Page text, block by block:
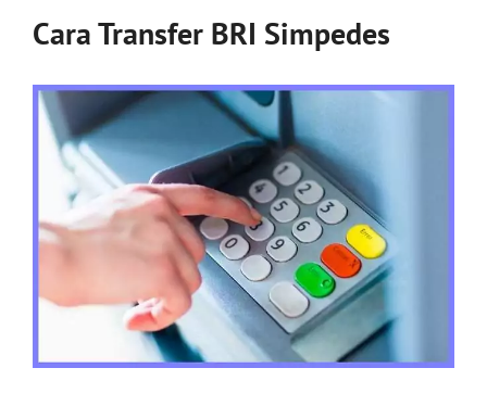
Cara Transfer BRI Simpedes